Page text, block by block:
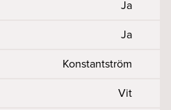
Ja
Ja
Konstantström
Vit